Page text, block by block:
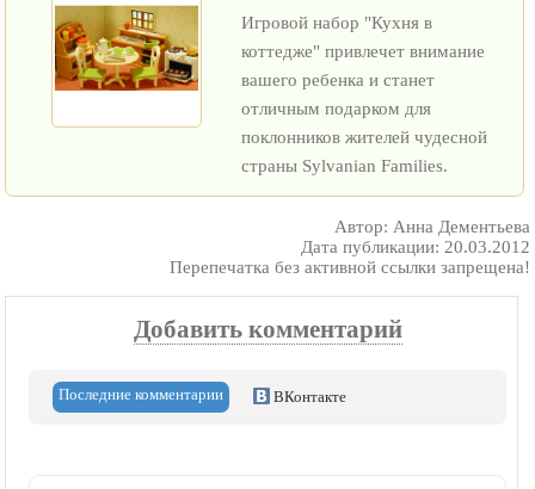
Игровой набор "Кухня в
коттедже" привлечет внимание
вашего ребенка и станет
отличным подарком для
поклонников жителей чудесной
страны Sylvanian Families.
Автор: Анна Дементьева
Дата публикации: 20.03.2012
Перепечатка без активной ссылки запрещена!
Добавить комментарий
Последние комментарии ВКонтакте